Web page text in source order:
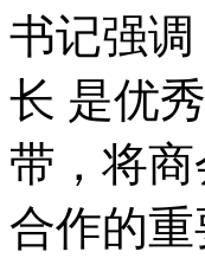
书记强
长 是优
带，将
合作的重